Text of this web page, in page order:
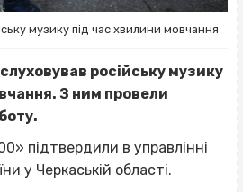
музику під час хвилини мовчання
російську музику
З ним провели
підтвердили в управлінні
у Черкаській області.